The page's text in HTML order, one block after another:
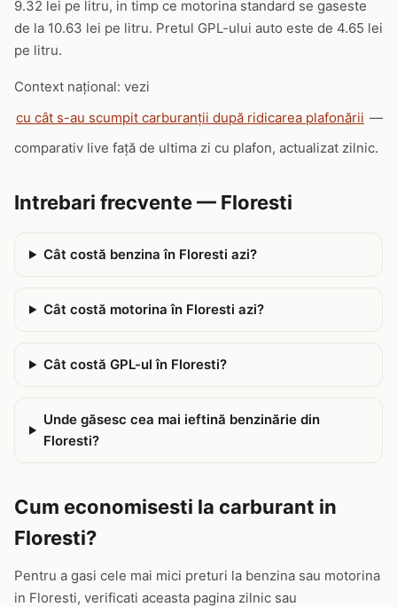
9.32 lei pe litru, in timp ce motorina standard se gaseste
de la 10.63 lei pe litru. Pretul GPL-ului auto este de 4.65 lei
pe litru.
Context național: vezi
cu cât s-au scumpit carburanții după ridicarea plafonării —
comparativ live față de ultima zi cu plafon, actualizat zilnic.
Intrebari frecvente — Floresti
Cât costă benzina în Floresti azi?
Cât costă motorina în Floresti azi?
Cât costă GPL-ul în Floresti?
Unde găsesc cea mai ieftină benzinărie din
Floresti?
Cum economisesti la carburant in
Floresti?
Pentru a gasi cele mai mici preturi la benzina sau motorina
in Floresti, verificati aceasta pagina zilnic sau